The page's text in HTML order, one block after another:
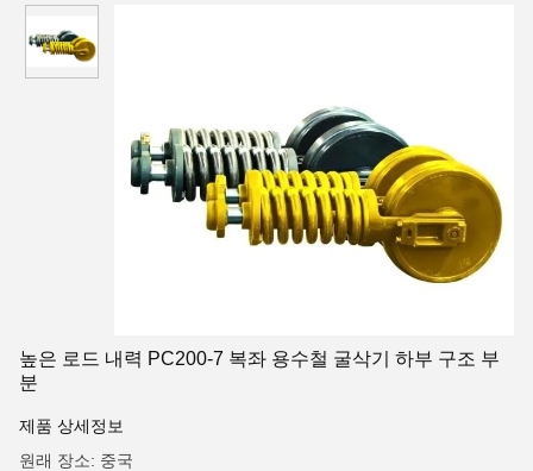
높은 로드 내력 PC200-7 복좌 용수철 굴삭기 하부 구조 부
분
제품 상세정보
원래 장소: 중국